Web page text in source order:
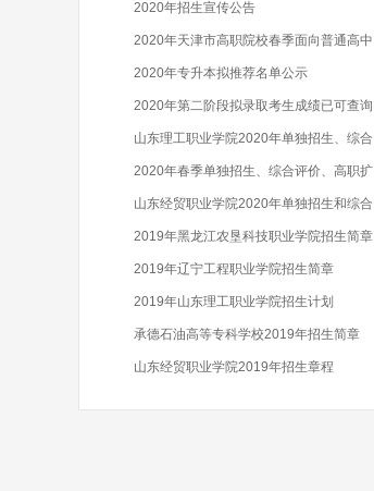
2020年招生宣传公告
2020年天津市高职院校春季面向普通高中
2020年专升本拟推荐名单公示
2020年第二阶段拟录取考生成绩已可查询
山东理工职业学院2020年单独招生、综合
2020年春季单独招生、综合评价、高职扩
山东经贸职业学院2020年单独招生和综合
2019年黑龙江农垦科技职业学院招生简章
2019年辽宁工程职业学院招生简章
2019年山东理工职业学院招生计划
承德石油高等专科学校2019年招生简章
山东经贸职业学院2019年招生章程